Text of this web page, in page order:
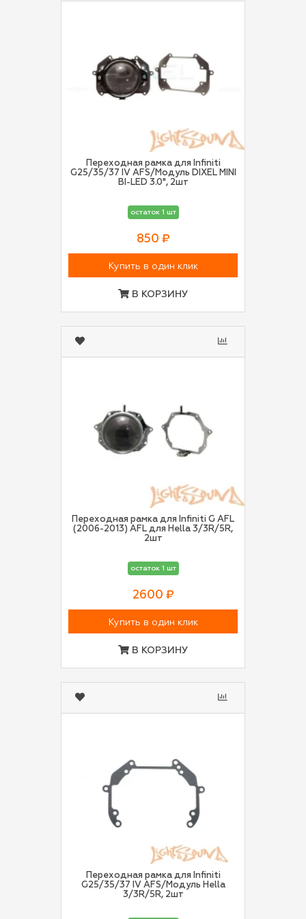
Переходная рамка для Infiniti
G25/35/37 IV AFS/Модуль DIXEL MINI
BI-LED 3.0", 2шт
остаток 1 шт
850 ₽
Купить в один клик
В КОРЗИНУ
Переходная рамка для Infiniti G AFL
(2006-2013) AFL для Hella 3/3R/5R,
2шт
остаток 1 шт
2600 ₽
Купить в один клик
В КОРЗИНУ
Переходная рамка для Infiniti
G25/35/37 IV AFS/Модуль Hella
3/3R/5R, 2шт